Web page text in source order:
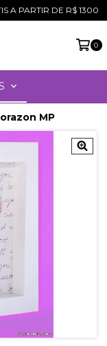
A PARTIR DE R$ 1300
0
MP